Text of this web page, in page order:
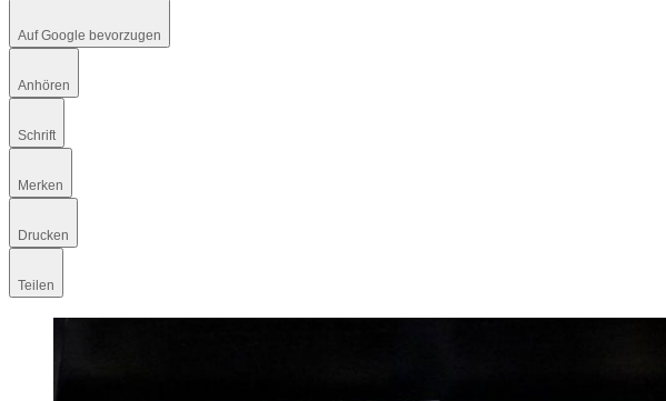
Auf Google bevorzugen
Anhören
Schrift
Merken
Drucken
Teilen